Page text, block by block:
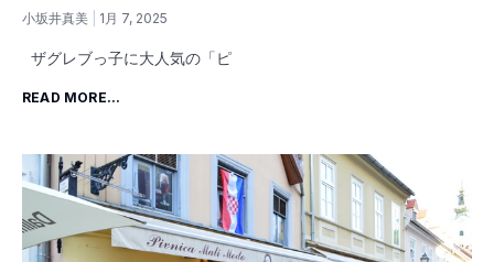
小坂井真美 1月 7, 2025
ザグレブっ子に大人気の「ピ
READ MORE...